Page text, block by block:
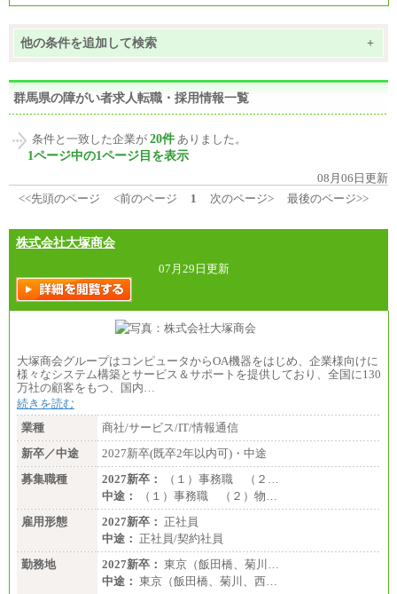
他の条件を追加して検索 +
群馬県の障がい者求人転職・採用情報一覧
条件と一致した企業が 20件 ありました。
1ページ中の1ページ目を表示
08月06日更新
<<先頭のページ
<前のページ 1 次のページ> 最後のページ>>
株式会社大塚商会
07月29日更新
大塚商会グループはコンピュータからOA機器をはじめ、企業様向けに
様々なシステム構築とサービス＆サポートを提供しており、全国に130
万社の顧客をもつ、国内…
続きを読む
業種
商社/サービス/IT/情報通信
新卒／中途
2027新卒(既卒2年以内可)・中途
募集職種
2027新卒：
（１）事務職 （２…
中途：
（１）事務職 （２）物…
雇用形態
2027新卒： 正社員
中途： 正社員/契約社員
勤務地
2027新卒： 東京（飯田橋、菊川…
中途： 東京（飯田橋、菊川、西…